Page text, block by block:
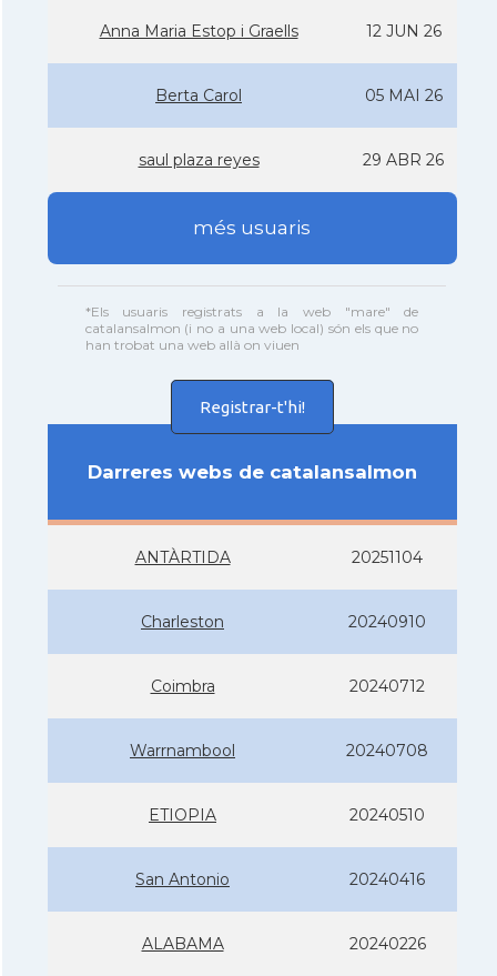
Anna Maria Estop i Graells 12 JUN 26
Berta Carol 05 MAI 26
saul plaza reyes 29 ABR 26
més usuaris
*Els usuaris registrats a la web "mare" de
catalansalmon (i no a una web local) són els que no
han trobat una web allà on viuen
Registrar-t'hi!
Darreres webs de catalansalmon
ANTÀRTIDA 20251104
Charleston 20240910
Coimbra 20240712
Warrnambool 20240708
ETIOPIA 20240510
San Antonio 20240416
ALABAMA 20240226